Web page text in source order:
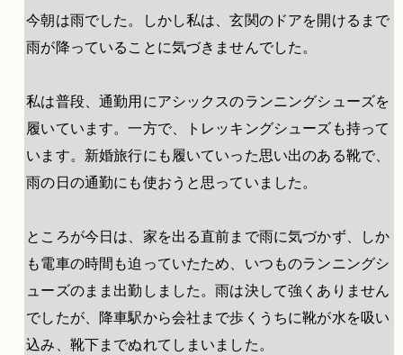
今朝は雨でした。しかし私は、玄関のドアを開けるまで
雨が降っていることに気づきませんでした。
私は普段、通勤用にアシックスのランニングシューズを
履いています。一方で、トレッキングシューズも持って
います。新婚旅行にも履いていった思い出のある靴で、
雨の日の通勤にも使おうと思っていました。
ところが今日は、家を出る直前まで雨に気づかず、しか
も電車の時間も迫っていたため、いつものランニングシ
ューズのまま出勤しました。雨は決して強くありません
でしたが、降車駅から会社まで歩くうちに靴が水を吸い
込み、靴下までぬれてしまいました。